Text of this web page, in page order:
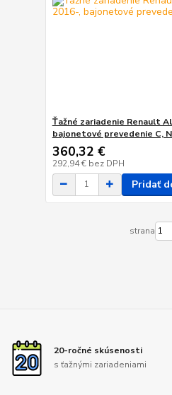
Ťažné zariadenie Renault
bajonetové prevedenie C,
360,32 €
292,94 € bez DPH
Pridať
strana
20-ročné skúsenosti
s ťažnými zariadeniami